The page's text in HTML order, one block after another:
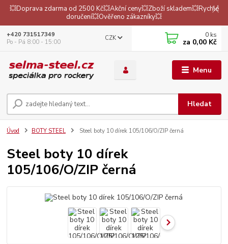
💥Doprava zdarma od 2500 Kč💥Akční ceny💥Zboží skladem💥Rychlé
doručení💥Ověřeno zákazníky💥
Menu
CZK
Hledat
+420 731517349
Po - Pá 8:00 - 15:00
0 ks
za 0,00 Kč
Úvod BOTY STEEL Steel boty 10 dírek 105/106/O/ZIP černá
Steel boty 10 dírek
105/106/O/ZIP černá